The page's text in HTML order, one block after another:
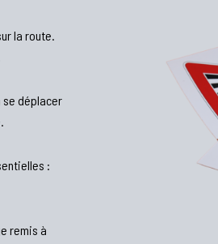
la route.
se déplacer
:
remis à